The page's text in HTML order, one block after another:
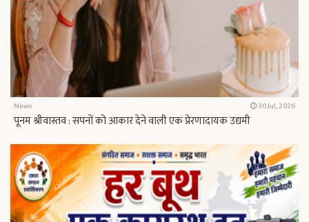
News 30 Jul, 2026
पूनम श्रीवास्तव : सपनों को आकार देने वाली एक प्रेरणादायक उद्यमी